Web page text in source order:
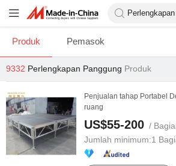
Produk Pemasok
9332 Perlengkapan Panggung Produk
Penjualan tahap Portabel
ruang
US$55-200 /
Jumlah minimum:1